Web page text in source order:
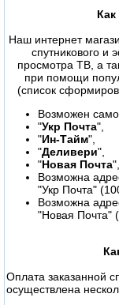
Наш интернет
спутникового и
просмотра ТВ, а
при помощи
(список
Возможен
"Укр Почта",
"Ин-Тайм",
"Деливери",
"Новая Почта",
Возможна
"Укр Почта"
Возможна
"Новая Почта"
Оплата заказанной
осуществлена